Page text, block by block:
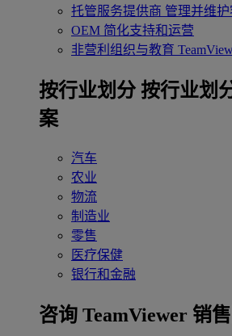
托管服务提供商 管理并维
OEM 简化支持和运营
非营利组织与教育
‌按行业划分 按行业划
案
汽车
农业
物流
制造业
零售
医疗保健
银行和金融
咨询 TeamViewer 销